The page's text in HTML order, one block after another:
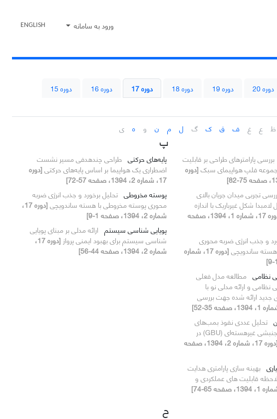
ورود به سامانه ENGLISH
دوره 20 دوره 19 دوره 18 دوره 17 دوره 16
دوره 15
ظ ع غ ف ق ک گ ل م ن و ه ی
بررسی پارامترهای طراحی بر قابلیت
فلپ هواپیمای سبک [دوره
تجربی میدان جریان بالای
شکل غیرباریک با اندازه
[دوره 17، شماره 1، 1394، صفحه
و جذب انرژی ضربه محوری
ساندویچی
[دوره 17، شماره
نظامی مطالعه مدل فعلی
و ارائه مدلی نو با
جدید ارائه شده جهت بررسی
تحلیل عددی نفوذ بمب‌های
سنگرشکن با انرژی جنبشی غیر‌هسته‌ای (GBU) در
[دوره 17، شماره 2، 1394، صفحه
بهینه سازی پارامتری هدایت
قابلیت های عملکردی و
پ
پایه‌های حرکتی طراحی چندهدفی مسیر نشست
اضطراری یک هواپیما بر اساس پایه‌های حرکتی [دوره
17، شماره 2، 1394، صفحه 57-72]
پوسته مخروطی تحلیل برخورد و جذب انرژی ضربه
محوری پوسته مخروطی با هسته ساندویچی
[دوره 17،
شماره 2، 1394، صفحه 1-9]
پویایی شناسی سیستم ارائه مدلی بر مبنای پویایی
شناسی سیستم برای بهبود ایمنی پرواز
[دوره 17،
شماره 2، 1394، صفحه 44-56]
ح